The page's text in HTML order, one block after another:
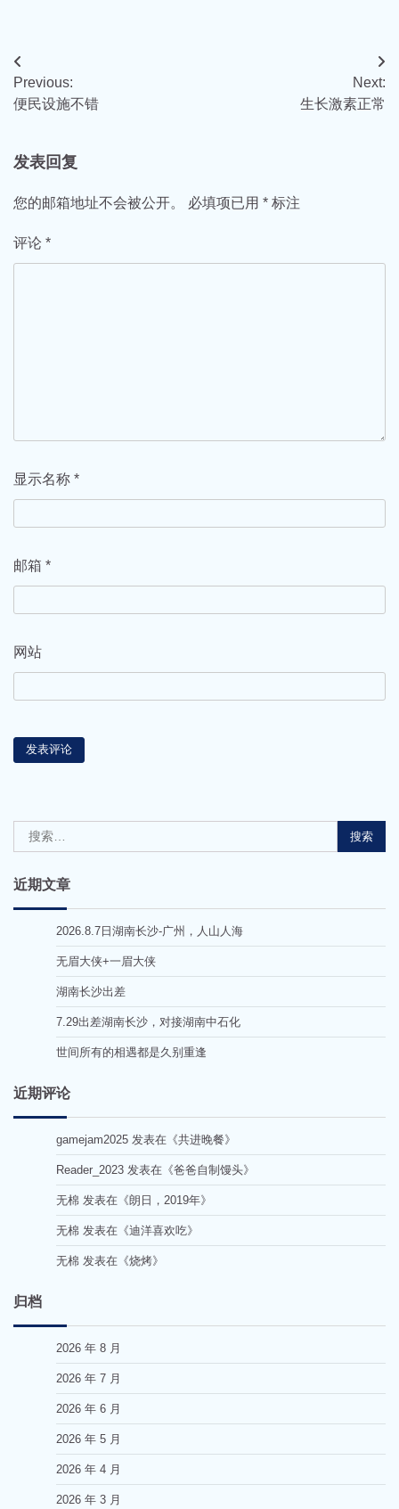
文
章
航
Previous:
便民设施不错
Next:
生长激素正常
发表回复
您的邮箱地址不会被公开。 必填项已用 * 标注
评论 *
显示名称 *
邮箱 *
网站
索：
近期文章
2026.8.7日湖南长沙-广州，人山人海
无眉大侠+一眉大侠
湖南长沙出差
7.29出差湖南长沙，对接湖南中石化
世间所有的相遇都是久别重逢
近期评论
gamejam2025 发表在《共进晚餐》
Reader_2023 发表在《爸爸自制馒头》
无棉 发表在《朗日，2019年》
无棉 发表在《迪洋喜欢吃》
无棉 发表在《烧烤》
归档
2026 年 8 月
2026 年 7 月
2026 年 6 月
2026 年 5 月
2026 年 4 月
2026 年 3 月